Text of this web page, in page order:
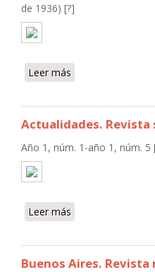
de 1936) [?]
Leer más
Actualidades.
Año 1, núm. 1-año 1, núm. 5
Leer más
Buenos Aires.